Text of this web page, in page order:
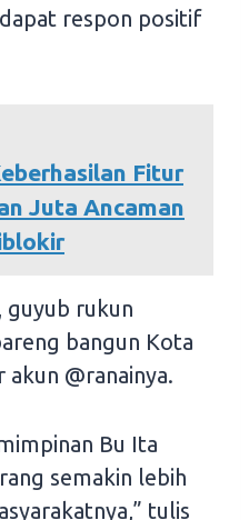
respon positif
Fitur
Juta Ancaman
guyub rukun
bangun Kota
@ranainya.
Bu Ita
semakin lebih
tulis